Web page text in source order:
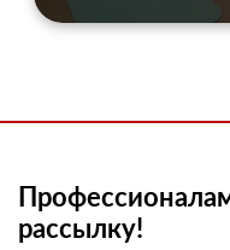
рассылку!